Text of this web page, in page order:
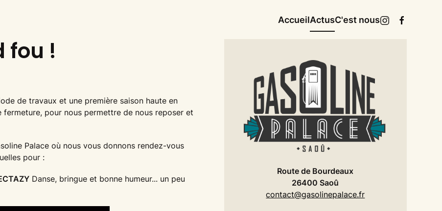
AccueilActusC'est nous
fou !
de travaux et une première saison haute en
pour nous permettre de nous reposer et
Palace où nous vous donnons rendez-vous
pour :
Danse, bringue et bonne humeur... un peu
Route de Bourdeaux
26400 Saoû
contact@gasolinepalace.fr